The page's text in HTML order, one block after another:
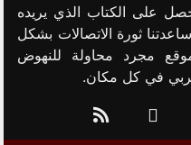
على الكتاب الذي يريده
ثورة الاتصالات بشكل
مجرد محاولة للنهوض
في كل مكان.